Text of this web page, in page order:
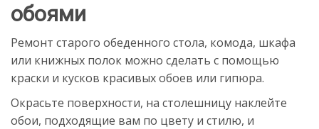
обоями
Ремонт старого обеденного стола, комода, шкафа
или книжных полок можно сделать с помощью
краски и кусков красивых обоев или гипюра.
Окрасьте поверхности, на столешницу наклейте
обои, подходящие вам по цвету и стилю, и